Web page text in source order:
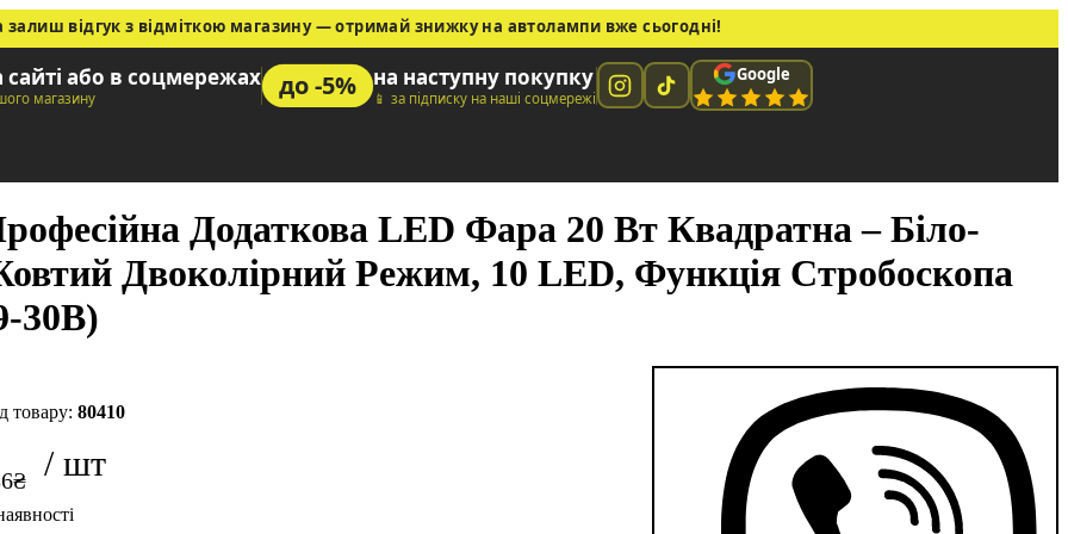
залиш відгук з відміткою магазину — отримай знижку на автолампи вже сьогодні!
сайті або в соцмережах
магазину до -5% на наступну покупку
📱 за підписку на наші соцмережі
Google
Додаткова LED Фара 20 Вт Квадратна – Біло-
Двоколірний Режим, 10 LED, Функція Стробоскопа
30В)
80410
₴